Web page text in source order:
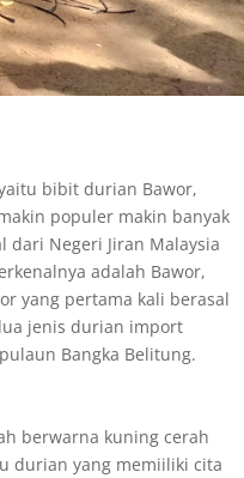
bibit durian Bawor,
populer makin banyak
dari Negeri Jiran Malaysia
adalah Bawor,
yang pertama kali berasal
jenis durian import
Bangka Belitung.
berwarna kuning cerah
durian yang memiiliki cita